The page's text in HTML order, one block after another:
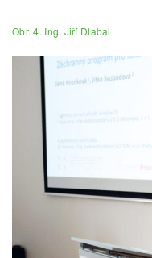
Obr. 4. Ing. Jiří Dlabal